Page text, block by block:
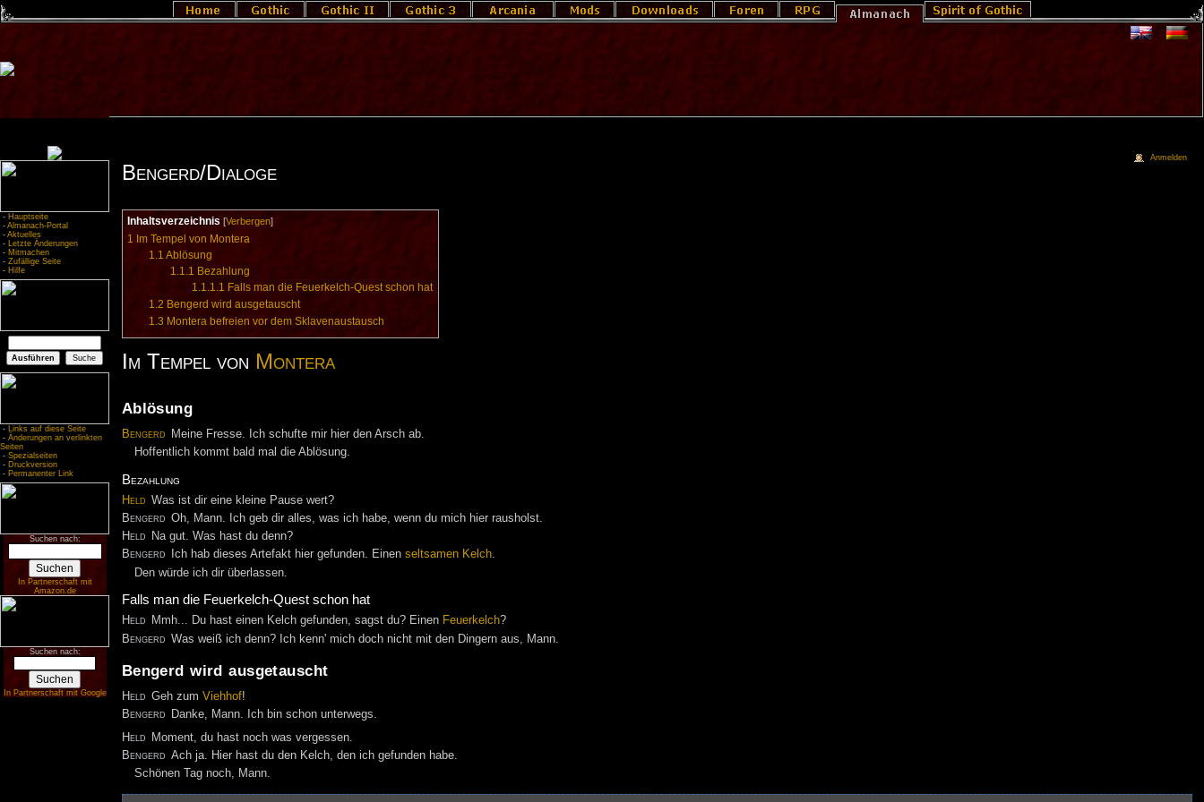
- Hauptseite
- Almanach-Portal
- Aktuelles
- Letzte Änderungen
- Mitmachen
- Zufällige Seite
- Hilfe
- Links auf diese Seite
- Änderungen an verlinkten
Seiten
- Spezialseiten
- Druckversion
- Permanenter Link
Suchen nach:
In Partnerschaft mit
Amazon.de
Suchen nach:
In Partnerschaft mit Google
Bengerd/Dialoge
Inhaltsverzeichnis [Verbergen]
1 Im Tempel von Montera
1.1 Ablösung
1.1.1 Bezahlung
1.1.1.1 Falls man die Feuerkelch-Quest schon hat
1.2 Bengerd wird ausgetauscht
1.3 Montera befreien vor dem Sklavenaustausch
Im Tempel von Montera
Ablösung
Bengerd
Meine Fresse. Ich schufte mir hier den Arsch ab.
Hoffentlich kommt bald mal die Ablösung.
Bezahlung
Held Was ist dir eine kleine Pause wert?
Bengerd Oh, Mann. Ich geb dir alles, was ich habe, wenn du mich hier rausholst.
Held
Na gut. Was hast du denn?
Bengerd
Ich hab dieses Artefakt hier gefunden. Einenseltsamen Kelch.
Den würde ich dir überlassen.
Falls man die Feuerkelch-Quest schon hat
Held Mmh... Du hast einen Kelch gefunden, sagst du? Einen Feuerkelch?
Bengerd Was weiß ich denn? Ich kenn' mich doch nicht mit den Dingern aus, Mann.
Bengerd wird ausgetauscht
Held Geh zumViehhof!
Bengerd
Danke, Mann. Ich bin schon unterwegs.
Held
Moment, du hast noch was vergessen.
Bengerd Ach ja. Hier hast du den Kelch, den ich gefunden habe.
Schönen Tag noch, Mann.
Anmelden